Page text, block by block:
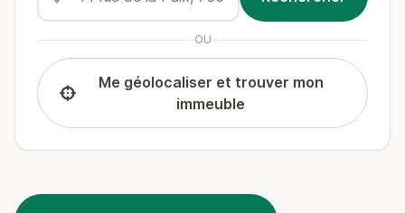
OU
Me géolocaliser et trouver mon
immeuble